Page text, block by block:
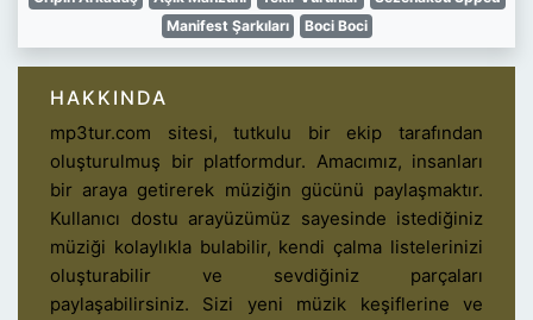
Manifest Şarkıları
Boci Boci
HAKKINDA
mp3tur.com sitesi, tutkulu bir ekip tarafından
oluşturulmuş bir platformdur. Amacımız, insanları
bir araya getirerek müziğin gücünü paylaşmaktır.
Kullanıcı dostu arayüzümüz sayesinde istediğiniz
müziği kolaylıkla bulabilir, kendi çalma listelerinizi
oluşturabilir ve sevdiğiniz parçaları
paylaşabilirsiniz. Sizi yeni müzik keşiflerine ve